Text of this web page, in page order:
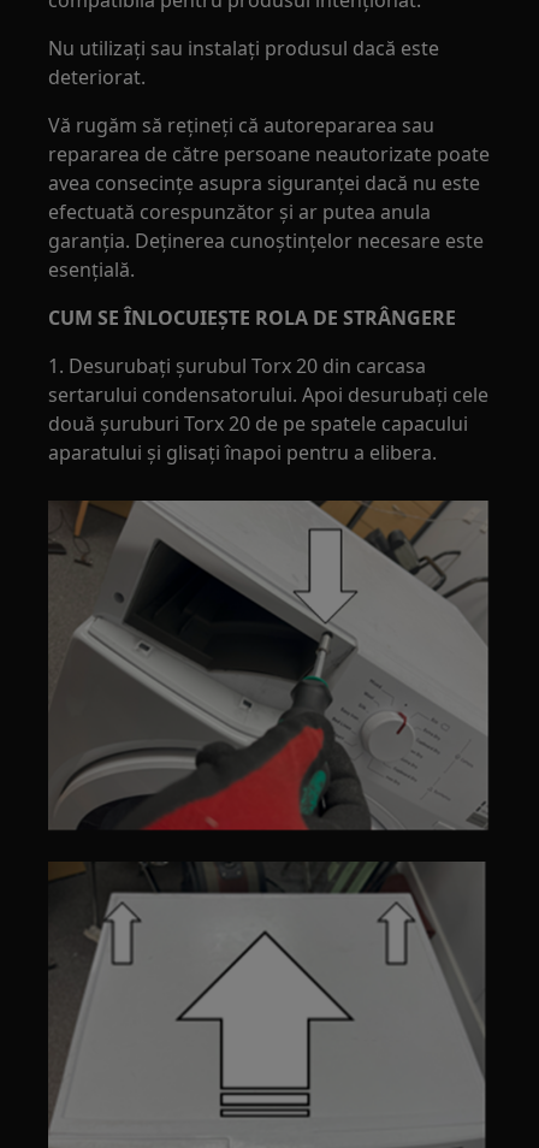
Nu utilizați sau instalați produsul dacă este
deteriorat.
Vă rugăm să rețineți că autorepararea sau
repararea de către persoane neautorizate poate
avea consecințe asupra siguranței dacă nu este
efectuată corespunzător și ar putea anula
garanția. Deținerea cunoștințelor necesare este
esențială.
CUM SE ÎNLOCUIEȘTE ROLA DE STRÂNGERE
1. Desurubați șurubul Torx 20 din carcasa
sertarului condensatorului. Apoi desurubați cele
două șuruburi Torx 20 de pe spatele capacului
aparatului și glisați înapoi pentru a elibera.